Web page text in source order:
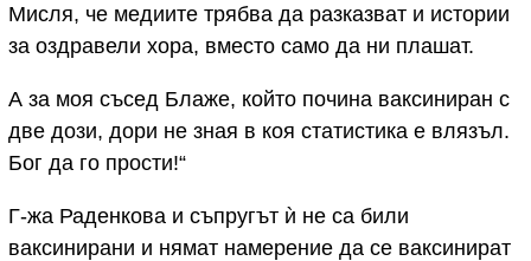
Мисля, че медиите трябва да разказват и истории
за оздравели хора, вместо само да ни плашат.
А за моя съсед Блаже, който почина ваксиниран с
две дози, дори не зная в коя статистика е влязъл.
Бог да го прости!“
Г-жа Раденкова и съпругът ѝ не са били
ваксинирани и нямат намерение да се ваксинират